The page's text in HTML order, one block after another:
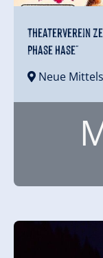
Theaterverein
Phase Hase"
Neue